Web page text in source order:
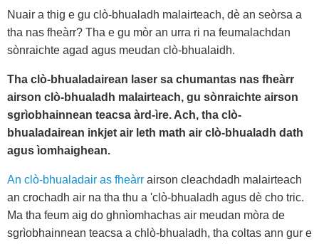
Nuair a thig e gu clò-bhualadh malairteach, dè an seòrsa a
tha nas fheàrr? Tha e gu mòr an urra ri na feumalachdan
sònraichte agad agus meudan clò-bhualaidh.
Tha clò-bhualadairean laser sa chumantas nas fheàrr
airson clò-bhualadh malairteach, gu sònraichte airson
sgrìobhainnean teacsa àrd-ìre. Ach, tha clò-
bhualadairean inkjet air leth math air clò-bhualadh dath
agus ìomhaighean.
An clò-bhualadair as fheàrr airson cleachdadh malairteach
an crochadh air na tha thu a 'clò-bhualadh agus dè cho tric.
Ma tha feum aig do ghnìomhachas air meudan mòra de
sgrìobhainnean teacsa a chlò-bhualadh, tha coltas ann gur e